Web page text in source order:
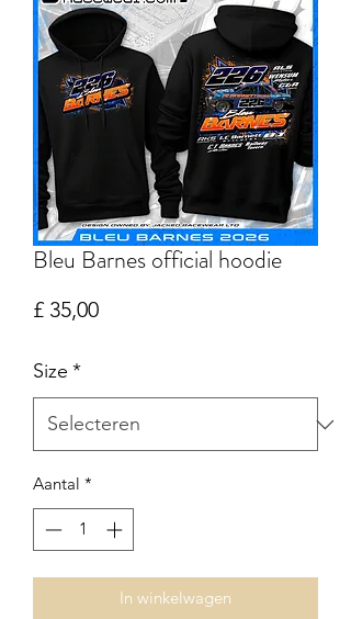
Bleu Barnes official hoodie
£ 35,00Prijs
Size *
Aantal *
In winkelwagen